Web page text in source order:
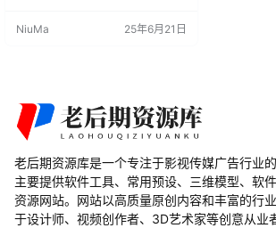
metry Nodes修改器,将任意模型转
NiuMa 25年6月21日
老后期资源库是一个专注于影视传媒广告行业的
主要提供软件工具、常用预设、三维模型、软
资源网站。网站以高质量原创内容和丰富的行
于设计师、视频创作者、3D艺术家等创意从业